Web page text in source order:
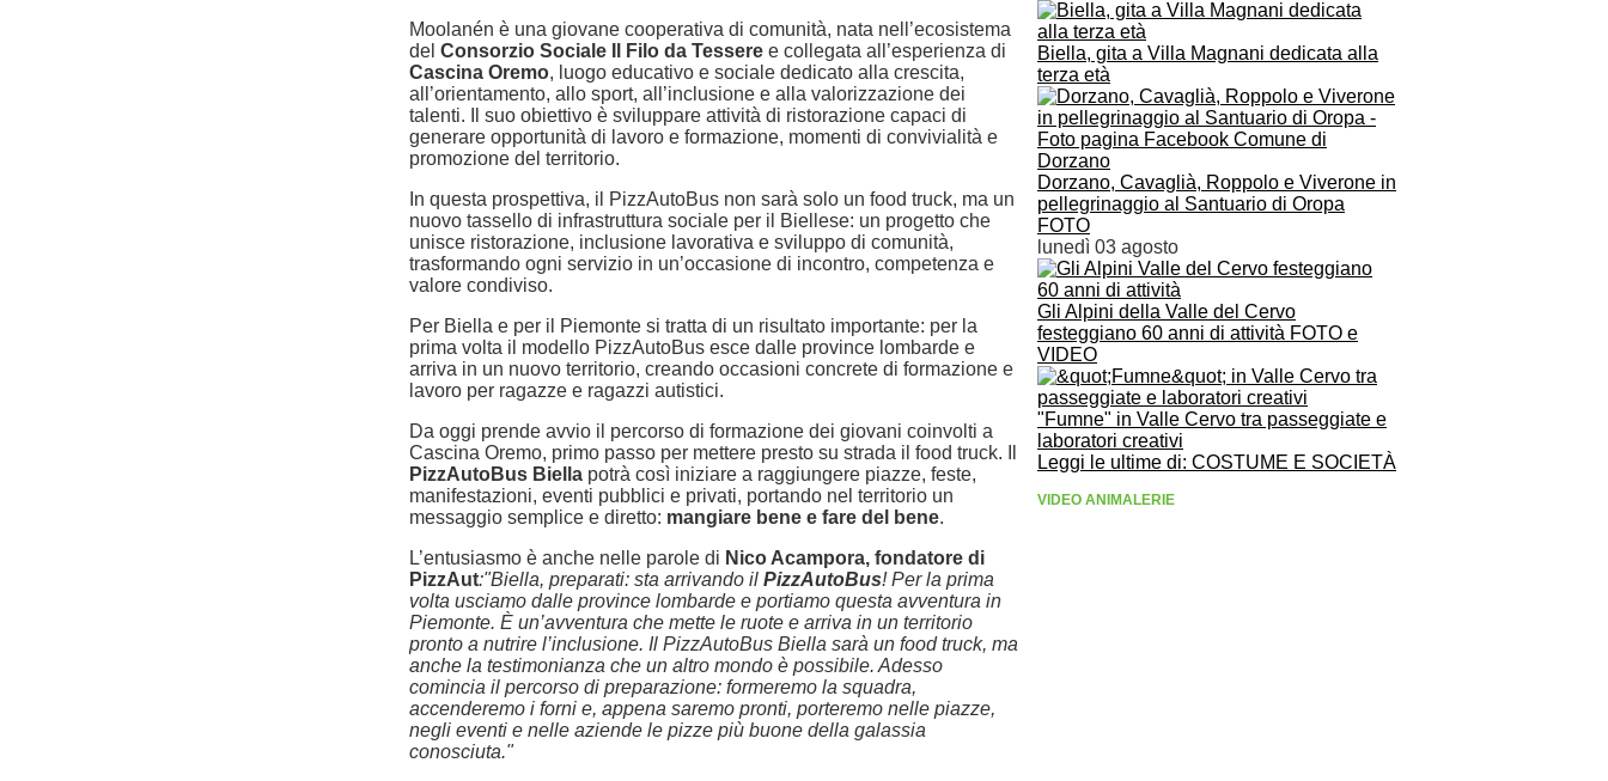
Biella, gita a Villa Magnani dedicata alla
terza età
Dorzano, Cavaglià, Roppolo e Viverone in
pellegrinaggio al Santuario di Oropa
FOTO
lunedì 03 agosto
Gli Alpini della Valle del Cervo
festeggiano 60 anni di attività FOTO e
VIDEO
"Fumne" in Valle Cervo tra passeggiate e
laboratori creativi
Leggi le ultime di: COSTUME E SOCIETÀ
VIDEO ANIMALERIE
Moolanén è una giovane cooperativa di comunità, nata nell’ecosistema
del Consorzio Sociale Il Filo da Tessere e collegata all’esperienza di
Cascina Oremo, luogo educativo e sociale dedicato alla crescita,
all’orientamento, allo sport, all’inclusione e alla valorizzazione dei
talenti. Il suo obiettivo è sviluppare attività di ristorazione capaci di
generare opportunità di lavoro e formazione, momenti di convivialità e
promozione del territorio.
In questa prospettiva, il PizzAutoBus non sarà solo un food truck, ma un
nuovo tassello di infrastruttura sociale per il Biellese: un progetto che
unisce ristorazione, inclusione lavorativa e sviluppo di comunità,
trasformando ogni servizio in un’occasione di incontro, competenza e
valore condiviso.
Per Biella e per il Piemonte si tratta di un risultato importante: per la
prima volta il modello PizzAutoBus esce dalle province lombarde e
arriva in un nuovo territorio, creando occasioni concrete di formazione e
lavoro per ragazze e ragazzi autistici.
Da oggi prende avvio il percorso di formazione dei giovani coinvolti a
Cascina Oremo, primo passo per mettere presto su strada il food truck. Il
PizzAutoBus Biella potrà così iniziare a raggiungere piazze, feste,
manifestazioni, eventi pubblici e privati, portando nel territorio un
messaggio semplice e diretto: mangiare bene e fare del bene.
L’entusiasmo è anche nelle parole di Nico Acampora, fondatore di
PizzAut:"Biella, preparati: sta arrivando il PizzAutoBus! Per la prima
volta usciamo dalle province lombarde e portiamo questa avventura in
Piemonte. È un’avventura che mette le ruote e arriva in un territorio
pronto a nutrire l’inclusione. Il PizzAutoBus Biella sarà un food truck, ma
anche la testimonianza che un altro mondo è possibile. Adesso
comincia il percorso di preparazione: formeremo la squadra,
accenderemo i forni e, appena saremo pronti, porteremo nelle piazze,
negli eventi e nelle aziende le pizze più buone della galassia
conosciuta."